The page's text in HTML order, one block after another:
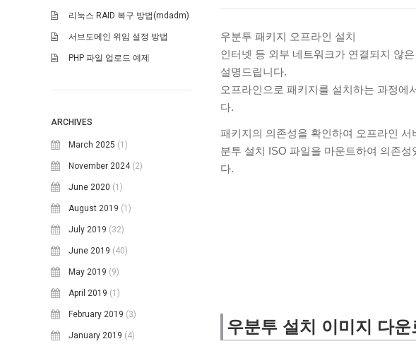
리눅스 RAID 복구 방법(mdadm)
서브도메인 위임 설정 방법
PHP 파일 업로드 예제
ARCHIVES
March 2025 (1)
November 2024(2)
June 2020 (1)
August 2019 (1)
July 2019 (32)
June 2019 (40)
May 2019 (9)
April 2019 (1)
February 2019 (3)
January 2019 (4)
우분투 패키지 오프라인 설치
인터넷 등 외부 네트워크가 연결되지 않
설명드립니다.
오프라인으로 패키지를 설치하는 과정에
다.
패키지의 의존성을 확인하여 오프라인
분투 설치 ISO 파일을 마운트하여 의존
다.
우분투 설치 이미지 다운